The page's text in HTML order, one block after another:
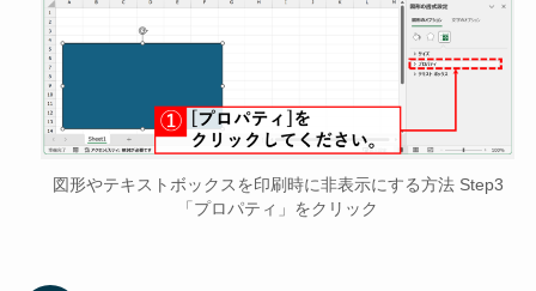
図形やテキストボックスを印刷時に非表示にする方法 Step3
「プロパティ」をクリック